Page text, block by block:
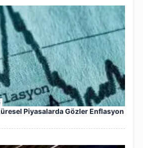
Piyasalarda Gözler Enflasyon